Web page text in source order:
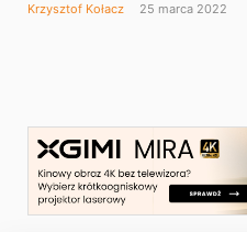
Krzysztof Kołacz 25 marca 2022